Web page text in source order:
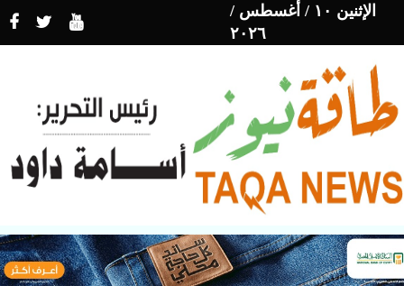
الإثنين ١٠ / أغسطس /
٢٠٢٦